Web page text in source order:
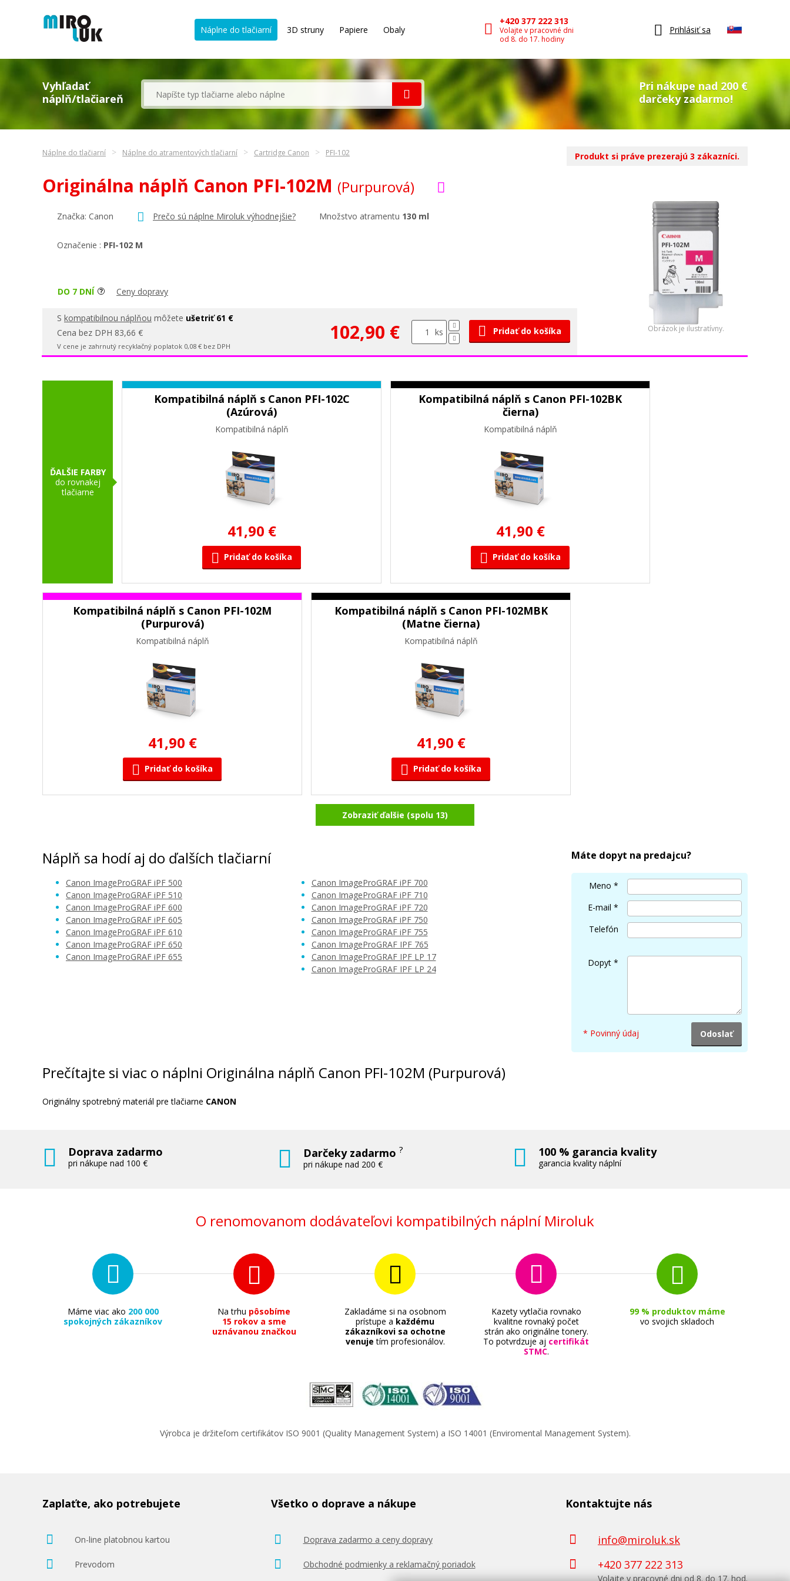
Náplne do tlačiarní 3D struny Papiere Obaly
+420 377 222 313
Volajte v pracovné dni
od 8. do 17. hodiny
Prihlásiť sa
Vyhľadať
náplň/tlačiareň
Pri nákupe nad 200 €
darčeky zadarmo!
Náplne do tlačiarní Náplne do atramentových tlačiarní Cartridge Canon PFI-102
Originálna náplň Canon PFI-102M (Purpurová)
Značka: Canon Prečo sú náplne Miroluk výhodnejšie? Množstvo atramentu 130 ml
Označenie : PFI-102 M
DO 7 DNÍ Ceny dopravy
S kompatibilnou náplňou môžete ušetriť 61 €
Cena bez DPH 83,66 €
V cene je zahrnutý recyklačný poplatok 0,08 € bez DPH
102,90 € ks Pridať do košíka Obrázok je ilustratívny.
Produkt si práve prezerajú 3 zákazníci.
ĎALŠIE FARBY
do rovnakej
tlačiarne
Kompatibilná náplň s Canon PFI-102C
(Azúrová)
Kompatibilná náplň
41,90 €
Pridať do košíka
Kompatibilná náplň s Canon PFI-102BK
čierna)
Kompatibilná náplň
41,90 €
Pridať do košíka
Kompatibilná náplň s Canon PFI-102M
(Purpurová)
Kompatibilná náplň
41,90 €
Pridať do košíka
Kompatibilná náplň s Canon PFI-102MBK
(Matne čierna)
Kompatibilná náplň
41,90 €
Pridať do košíka
Kompatibilná náplň
41,90 €
Originálna odpadová nádobka CANON MC-
59,90 €
Originálna náplň
Originálna náplň Canon PFI-102BK (čierna)
Originálna náplň
105,90 €
Pridať do košíka
Zobraziť ďalšie (spolu 13)
Náplň sa hodí aj do ďalších tlačiarní
Canon ImageProGRAF iPF 500
Canon ImageProGRAF iPF 510
Canon ImageProGRAF iPF 600
Canon ImageProGRAF iPF 605
Canon ImageProGRAF iPF 610
Canon ImageProGRAF iPF 650
Canon ImageProGRAF iPF 655
Canon ImageProGRAF iPF 700
Canon ImageProGRAF iPF 710
Canon ImageProGRAF iPF 720
Canon ImageProGRAF iPF 750
Canon ImageProGRAF iPF 755
Canon ImageProGRAF IPF 765
Canon ImageProGRAF IPF LP 17
Canon ImageProGRAF IPF LP 24
Máte dopyt na predajcu?
Meno *
E-mail *
Telefón
Dopyt *
* Povinný údaj
Prečítajte si viac o náplni Originálna náplň Canon PFI-102M (Purpurová)
Originálny spotrebný materiál pre tlačiarne CANON
Doprava zadarmo
pri nákupe nad 100 €
Darčeky zadarmo?
pri nákupe nad 200 €
100 % garancia kvality
garancia kvality náplní
O renomovanom dodávateľovi kompatibilných náplní Miroluk
Máme viac ako 200 000
spokojných zákazníkov
Na trhu pôsobíme
15 rokov a sme
uznávanou značkou
Zakladáme si na osobnom
prístupe a každému
zákazníkovi sa ochotne
venuje tím profesionálov.
Kazety vytlačia rovnako
kvalitne rovnaký počet
strán ako originálne tonery.
To potvrdzuje aj certifikát
STMC.
99 % produktov máme
vo svojich skladoch
Výrobca je držiteľom certifikátov ISO 9001 (Quality Management System) a ISO 14001 (Enviromental Management System).
Zaplaťte, ako potrebujete
On-line platobnou kartou
Prevodom
Všetko o doprave a nákupe
Doprava zadarmo a ceny dopravy
Obchodné podmienky a reklamačný poriadok
Kontaktujte nás
info@miroluk.sk
+420 377 222 313
Volajte v pracovné dni od 8. do 17. hod.